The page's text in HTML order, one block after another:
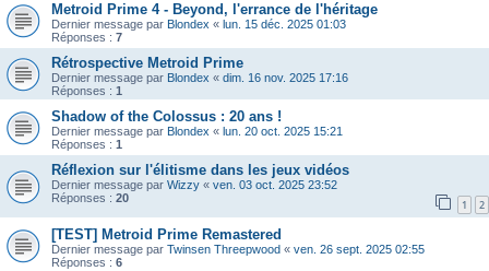
Metroid Prime 4 - Beyond, l'errance de l'héritage
Dernier message par Blondex « lun. 15 déc. 2025 01:03
Réponses : 7
Rétrospective Metroid Prime
Dernier message par Blondex « dim. 16 nov. 2025 17:16
Réponses : 1
Shadow of the Colossus : 20 ans !
Dernier message par Blondex « lun. 20 oct. 2025 15:21
Réponses : 1
Réflexion sur l'élitisme dans les jeux vidéos
Dernier message par Wizzy « ven. 03 oct. 2025 23:52
Réponses : 20 1 2
[TEST] Metroid Prime Remastered
Dernier message par Twinsen Threepwood « ven. 26 sept. 2025 02:55
Réponses : 6